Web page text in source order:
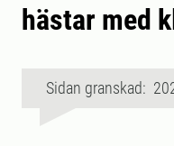
hästar med
Sidan granskad: